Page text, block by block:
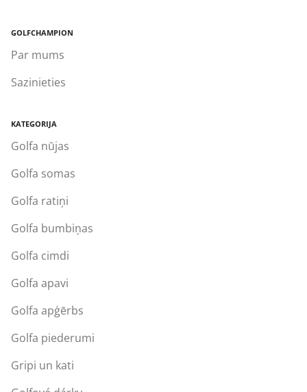
GOLFCHAMPION
Par mums
Sazinieties
KATEGORIJA
Golfa nūjas
Golfa somas
Golfa ratiņi
Golfa bumbiņas
Golfa cimdi
Golfa apavi
Golfa apģērbs
Golfa piederumi
Gripi un kati